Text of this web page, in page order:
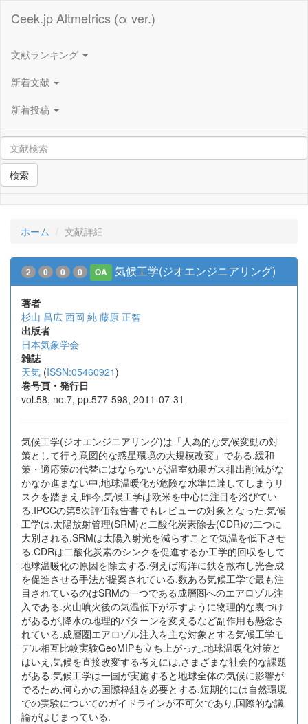
Ceek.jp Altmetrics (α ver.)
文献ランキング
新着文献
新着投稿
検索
ホーム 文献詳細
2 0 0 0 OA 気候工学(ジオエンジニアリング)
著者
杉山 昌広 西岡 純 藤原 正智
出版者
日本気象学会
雑誌
天気 (ISSN:05460921)
巻号頁・発行日
vol.58, no.7, pp.577-598, 2011-07-31
気候工学(ジオエンジニアリング)は「人為的な気候変動の対
策として行う意図的な惑星環境の大規模改変」である.緩和
策・適応策の代替にはならないが,温室効果ガス排出削減がな
かなか進まない中,地球温暖化が危険な水準に達してしまうリ
スクを踏まえ,昨今,気候工学は欧米を中心に注目を浴びてい
る.IPCCの第5次評価報告書でもレビューの対象となった.気候
工学は,太陽放射管理(SRM)と二酸化炭素除去(CDR)の二つに
大別される.SRMは太陽入射光を減らすことで気温を低下させ
る.CDRは二酸化炭素のシンクを促進するか工学的回収をして
地球温暖化の原因を除去する.例えば海洋に鉄を散布し光合成
を促進させる手法が提案されている.数ある気候工学で最も注
目されているのはSRMの一つである成層圏へのエアロゾル注
入である.火山噴火後の気温低下が示すように物理的な裏づけ
があるが,降水の地理的パターンを変えるなど副作用も懸念さ
れている.成層圏エアロゾル注入を主な対象とする気候工学モ
デル相互比較実験GeoMIPも立ち上がった.地球温暖化対策と
はいえ,気候を直接改変する考えには,さまざまな社会的な課題
がある.気候工学は一国が実施すると地球全体の気候に影響が
でるため,何らかの国際枠組を必要とする.短期的には自然環境
での実験についてのガイドラインが不可欠であり,国際的な議
論がはじまっている.